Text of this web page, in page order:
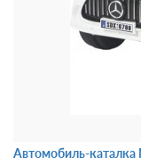
Автомобиль-каталка